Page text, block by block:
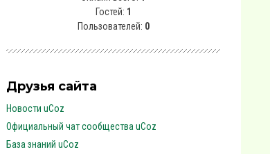
Гостей: 1
Пользователей: 0
Друзья сайта
Новости uCoz
Официальный чат сообщества uCoz
База знаний uCoz